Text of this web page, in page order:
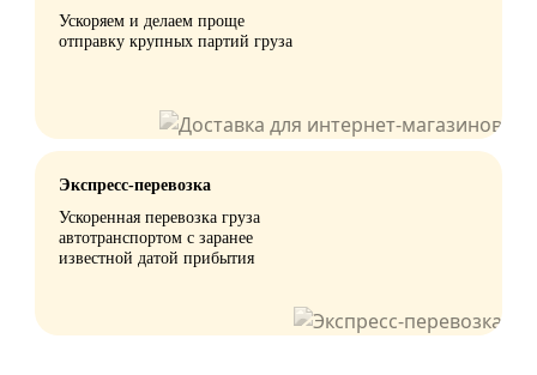
Ускоряем и делаем проще
отправку крупных партий груза
Экспресс-перевозка
Ускоренная перевозка груза
автотранспортом с заранее
известной датой прибытия